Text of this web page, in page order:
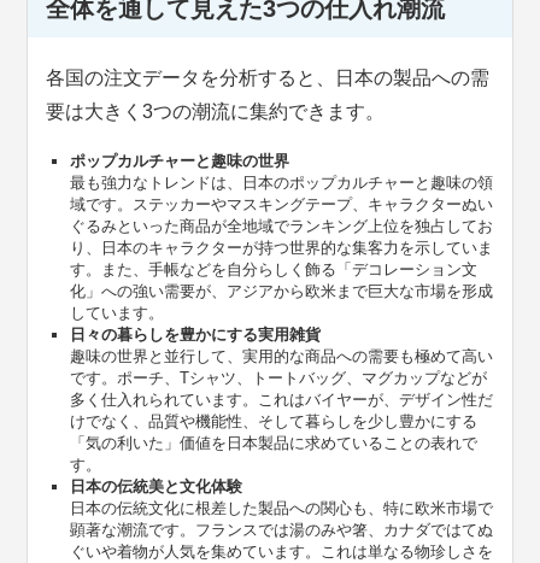
全体を通して見えた3つの仕入れ潮流
各国の注文データを分析すると、日本の製品への需
要は大きく3つの潮流に集約できます。
ポップカルチャーと趣味の世界
最も強力なトレンドは、日本のポップカルチャーと趣味の領
域です。ステッカーやマスキングテープ、キャラクターぬい
ぐるみといった商品が全地域でランキング上位を独占してお
り、日本のキャラクターが持つ世界的な集客力を示していま
す。また、手帳などを自分らしく飾る「デコレーション文
化」への強い需要が、アジアから欧米まで巨大な市場を形成
しています。
日々の暮らしを豊かにする実用雑貨
趣味の世界と並行して、実用的な商品への需要も極めて高い
です。ポーチ、Tシャツ、トートバッグ、マグカップなどが
多く仕入れられています。これはバイヤーが、デザイン性だ
けでなく、品質や機能性、そして暮らしを少し豊かにする
「気の利いた」価値を日本製品に求めていることの表れで
す。
日本の伝統美と文化体験
日本の伝統文化に根差した製品への関心も、特に欧米市場で
顕著な潮流です。フランスでは湯のみや箸、カナダではてぬ
ぐいや着物が人気を集めています。これは単なる物珍しさを